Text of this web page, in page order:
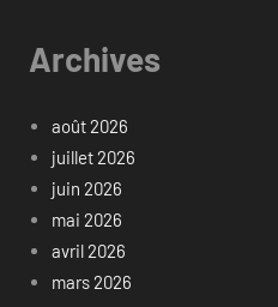
Archives
août 2026
juillet 2026
juin 2026
mai 2026
avril 2026
mars 2026